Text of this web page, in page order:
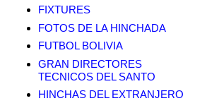
FIXTURES
FOTOS DE LA HINCHADA
FUTBOL BOLIVIA
GRAN DIRECTORES
TECNICOS DEL SANTO
HINCHAS DEL EXTRANJERO